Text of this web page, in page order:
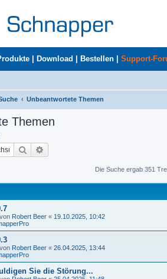
Download Bestellen Support-
Unbeantwortete Themen
Themen
Suche
Die Suche ergab 351
Robert Beer « 19.10.2025, 10:42
Robert Beer « 26.04.2025, 13:44
Sie die Störung...